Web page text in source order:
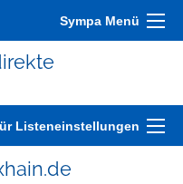
Sympa Menü
Listeneinstellungen